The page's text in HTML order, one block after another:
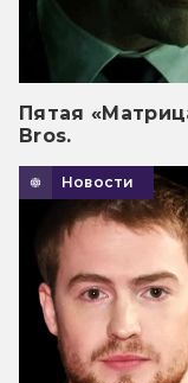
Пятая
Bros.
Новости